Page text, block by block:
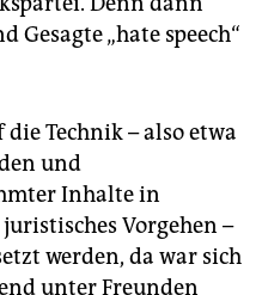
Gesagte „hate speech“
Technik – also etwa
und
Inhalte in
Vorgehen –
werden, da war sich
unter Freunden